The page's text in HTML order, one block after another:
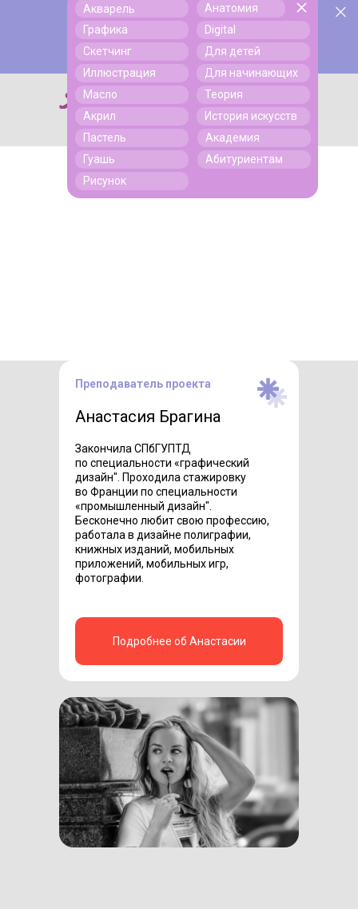
Поиск
Поиск
Акварель
Графика
Скетчинг
Иллюстрация
Масло
Акрил
Пастель
Гуашь
Рисунок
Анатомия
Digital
Для детей
Для начинающих
Теория
История искусств
Академия
Абитуриентам
Анастасия Брагина
Закончила СПбГУПТД
по специальности «‎графический
дизайн"‎. Проходила стажировку
во Франции по специальности
«‎промышленный дизайн"‎.
Бесконечно любит свою профессию,
работала в дизайне полиграфии,
книжных изданий, мобильных
приложений, мобильных игр,
фотографии.
Преподаватель проекта
Подробнее об Анастасии